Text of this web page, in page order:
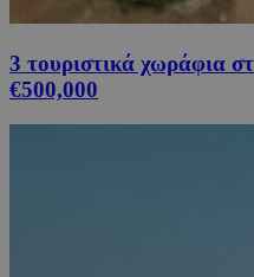
3 τουριστικά χωράφια
€500,000